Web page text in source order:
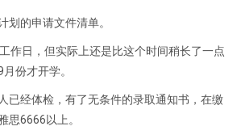
划的申请文件清单。
作日，但实际上还是比这个时间稍长了一点
份才开学。
已经体检，有了无条件的录取通知书，在缴
思6666以上。